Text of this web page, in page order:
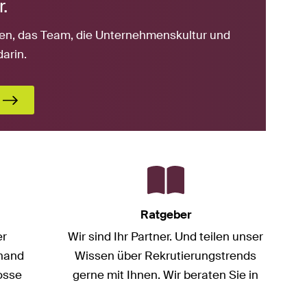
das Team, die Unternehmenskultur und
Ratgeber
Wir sind Ihr Partner. Und teilen unser
Wissen über Rekrutierungstrends
gerne mit Ihnen. Wir beraten Sie in